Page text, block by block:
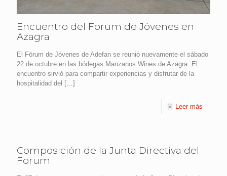
Encuentro del Forum de Jóvenes en
Azagra
El Fórum de Jóvenes de Adefan se reunió nuevamente el sábado
22 de octubre en las bódegas Manzanos Wines de Azagra. El
encuentro sirvió para compartir experiencias y disfrutar de la
hospitalidad del […]
Leer más
Composición de la Junta Directiva del
Forum